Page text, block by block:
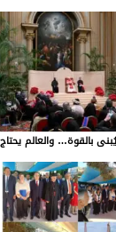
يُبنى بالقوة… والعالم